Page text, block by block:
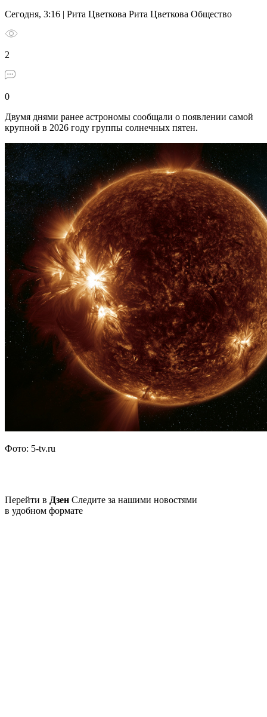
Сегодня, 3:16 | Рита Цветкова Рита Цветкова Общество
2
0
Двумя днями ранее астрономы сообщали о появлении самой
крупной в 2026 году группы солнечных пятен.
Фото: 5-tv.ru
Перейти в Дзен Следите за нашими новостями
в удобном формате